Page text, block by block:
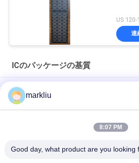
連
ICのパッケージの基質
日立ブランドBTの物質的な基質の製造
日立BT ICパッケージの基質の生産の支持
半導体のパッケージのための0.15mm IC
markliu
8:07 PM
Good day, what product are you looking